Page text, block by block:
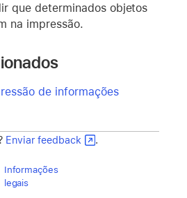
que determinados objetos
na impressão.
de informações
Enviar feedback .
Informações
legais